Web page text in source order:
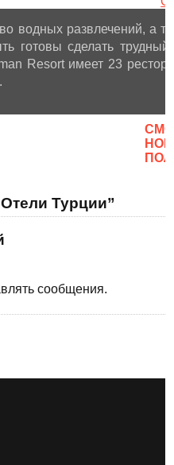
водных развлечений, а
готовы сделать
Resort имеет 23
Турции”
сообщения.